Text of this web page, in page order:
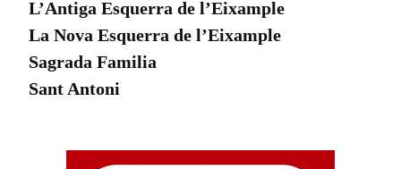
L’Antiga Esquerra de l’Eixample
La Nova Esquerra de l’Eixample
Sagrada Familia
Sant Antoni